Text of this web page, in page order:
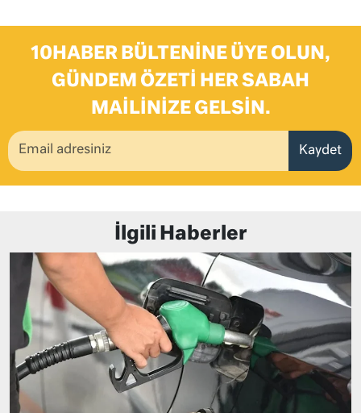
10HABER BÜLTENINE ÜYE OLUN,
GÜNDEM ÖZETI HER SABAH
MAILINIZE GELSIN.
Kaydet
İlgili Haberler